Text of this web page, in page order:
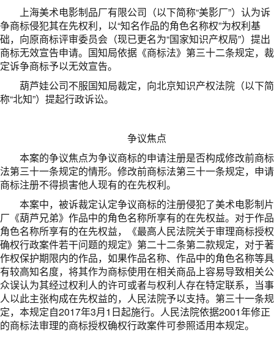
上海美术电影制品厂有限公司（以下简称“美影厂”）认为诉
争商标侵犯其在先权利，以“知名作品的角色名称权”为权利基
础，向原商标评审委员会（现已更名为“国家知识产权局”）提出
商标无效宣告申请。国知局依据《商标法》第三十二条规定，裁
定诉争商标予以无效宣告。
葫芦娃公司不服国知局裁定，向北京知识产权法院（以下简
称“北知”）提起行政诉讼。
争议焦点
本案的争议焦点为争议商标的申请注册是否构成修改前商标
法第三十一条规定的情形。修改前商标法第三十一条规定，申请
商标注册不得损害他人现有的在先权利。
本案中，被诉裁定认定争议商标的注册侵犯了美术电影制片
厂《葫芦兄弟》作品中的角色名称所享有的在先权益。对于作品
角色名称所享有的在先权益，《最高人民法院关于审理商标授权
确权行政案件若干问题的规定》第二十二条第二款规定，对于著
作权保护期限内的作品，如果作品名称、作品中的角色名称等具
有较高知名度，将其作为商标使用在相关商品上容易导致相关公
众误认为其经过权利人的许可或者与权利人存在特定联系，当事
人以此主张构成在先权益的，人民法院予以支持。第三十一条规
定，本规定自2017年3月1日起施行。人民法院依据2001年修正
的商标法审理的商标授权确权行政案件可参照适用本规定。